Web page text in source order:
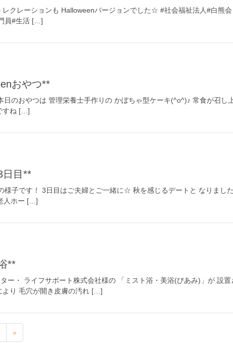
レクレーションも Halloweenバージョンでした☆ #社会福祉法人#白熊
員#生活 […]
おやつ**
日のおやつは 管理栄養士手作りの かぼちゃ型ケーキ(^o^)♪ 常食が召
すね […]
日目**
様子です！ 3日目はご夫婦とご一緒に☆ 秋を感じるデートと なりま
人ホー […]
**
ー・ ライフサポート株式会社様の 「ミスト浴・美浴(びあみ)」が 設
り 毛穴が開き皮膚の汚れ […]
»